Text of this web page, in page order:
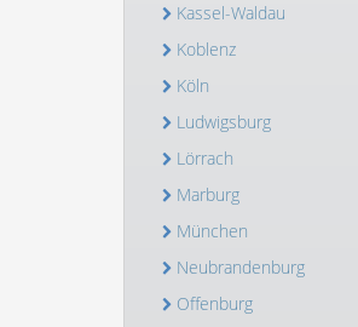
Kassel-Waldau
Koblenz
Köln
Ludwigsburg
Lörrach
Marburg
München
Neubrandenburg
Offenburg